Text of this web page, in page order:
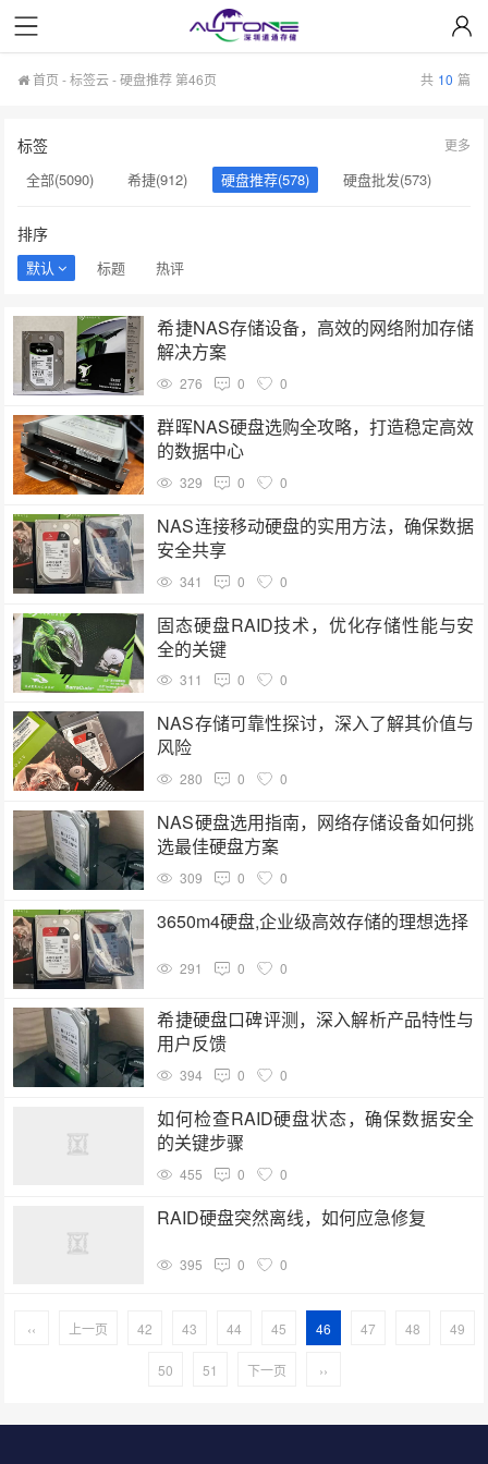
首页 -标签云- 硬盘推荐 第46页 共 10 篇
标签
全部(5090) 希捷(912) 硬盘推荐(578)
硬盘批发(573)
硬盘采购(474)
希捷硬盘(471)
更多
排序
默认 标题 热评
希捷NAS存储设备，高效的网络附加存储
解决方案
276 0 0
群晖NAS硬盘选购全攻略，打造稳定高效
的数据中心
329 0 0
NAS连接移动硬盘的实用方法，确保数据
安全共享
341 0 0
固态硬盘RAID技术，优化存储性能与安
全的关键
311 0 0
NAS存储可靠性探讨，深入了解其价值与
风险
280 0 0
NAS硬盘选用指南，网络存储设备如何挑
选最佳硬盘方案
309 0 0
3650m4硬盘,企业级高效存储的理想选择
291 0 0
希捷硬盘口碑评测，深入解析产品特性与
用户反馈
394 0 0
如何检查RAID硬盘状态，确保数据安全
的关键步骤
455 0 0
RAID硬盘突然离线，如何应急修复
395 0 0
‹‹ 上一页 42 43 44 45 46 47 48 49
50 51 下一页 ››